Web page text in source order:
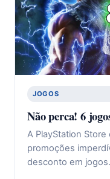
JOGOS
Não perca! 6
A PlayStation
promoções
desconto em